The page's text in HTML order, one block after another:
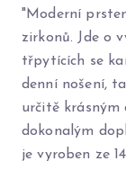
"Moderní
zirkonů. Jde o
třpytících se
denní nošení,
určitě krásným
dokonalým
je vyroben ze